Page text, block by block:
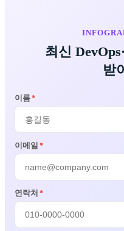
최신
받
이름*
이메일 *
연락처 *